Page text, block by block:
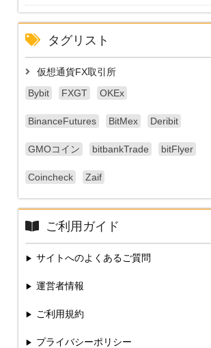
タグリスト
仮想通貨FX取引所
Bybit
FXGT OKEx
BinanceFutures BitMex Deribit
GMOコイン bitbankTrade bitFlyer
Coincheck Zaif
ご利用ガイド
サイトへのよくあるご質問
運営者情報
ご利用規約
プライバシーポリシー